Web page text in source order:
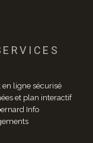
en ligne sécurisé
et plan interactif
Info